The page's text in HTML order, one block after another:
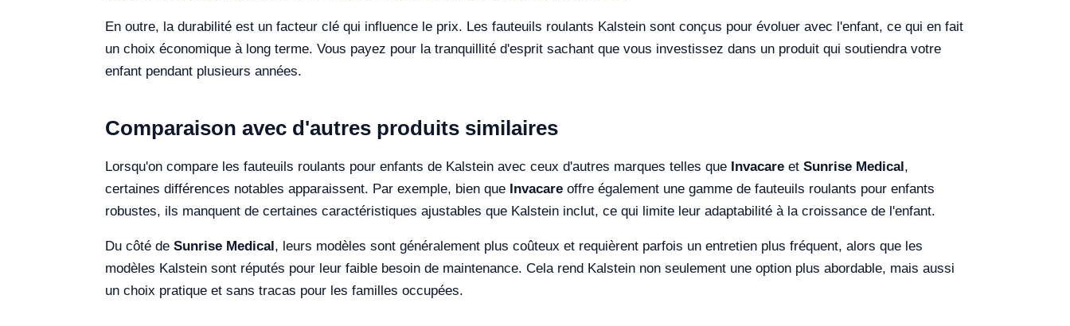
En outre, la durabilité est un facteur clé qui influence le prix. Les fauteuils roulants Kalstein sont conçus pour évoluer avec l'enfant, ce qui en fait
un choix économique à long terme. Vous payez pour la tranquillité d'esprit sachant que vous investissez dans un produit qui soutiendra votre
enfant pendant plusieurs années.
Comparaison avec d'autres produits similaires
Lorsqu'on compare les fauteuils roulants pour enfants de Kalstein avec ceux d'autres marques telles que Invacare et Sunrise Medical,
certaines différences notables apparaissent. Par exemple, bien que Invacare offre également une gamme de fauteuils roulants pour enfants
robustes, ils manquent de certaines caractéristiques ajustables que Kalstein inclut, ce qui limite leur adaptabilité à la croissance de l'enfant.
Du côté de Sunrise Medical, leurs modèles sont généralement plus coûteux et requièrent parfois un entretien plus fréquent, alors que les
modèles Kalstein sont réputés pour leur faible besoin de maintenance. Cela rend Kalstein non seulement une option plus abordable, mais aussi
un choix pratique et sans tracas pour les familles occupées.